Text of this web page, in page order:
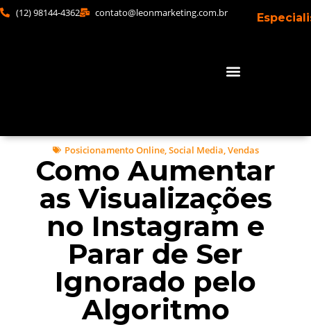
(12) 98144-4362 contato@leonmarketing.com.br
Posicionamento Online,Social Media,Vendas
Como Aumentar
as Visualizações
no Instagram e
Parar de Ser
Ignorado pelo
Algoritmo